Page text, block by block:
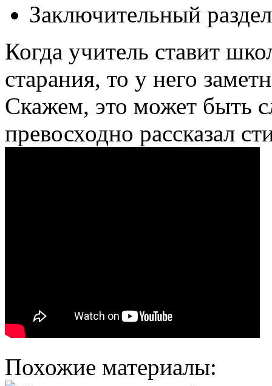
Заключительный
Когда учитель ставит
старания, то у него
Скажем, это может быть
превосходно рассказал
Похожие материалы: